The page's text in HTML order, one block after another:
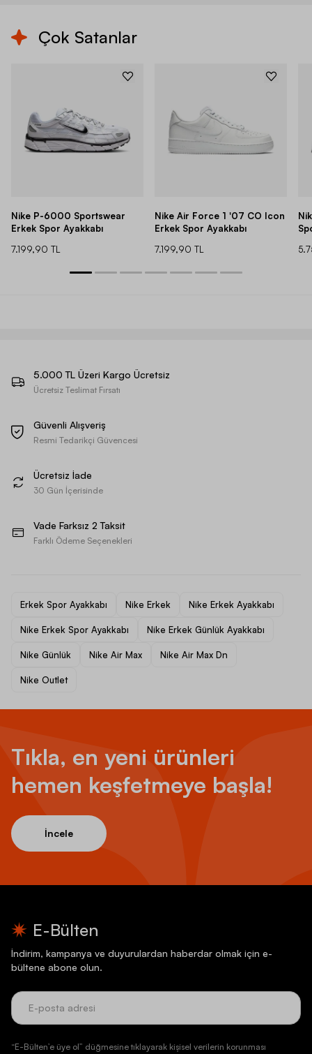
Çok Satanlar
Nike P-6000 Sportswear
Erkek Spor Ayakkabı
7.199,90 TL
Nike Air Force 1 '07 CO Icon
Erkek Spor Ayakkabı
7.199,90 TL
5.000 TL Üzeri Kargo Ücretsiz
Ücretsiz Teslimat Fırsatı
Güvenli Alışveriş
Resmi Tedarikçi Güvencesi
Ücretsiz İade
30 Gün İçerisinde
Vade Farksız 2 Taksit
Farklı Ödeme Seçenekleri
Erkek Spor Ayakkabı Nike Erkek Nike Erkek Ayakkabı
Nike Erkek Spor Ayakkabı Nike Erkek Günlük Ayakkabı
Nike Günlük Nike Air Max Nike Air Max Dn
Nike Outlet
Tıkla, en yeni ürünleri
hemen keşfetmeye başla!
İncele
E-Bülten
İndirim, kampanya ve duyurulardan haberdar olmak için e-
bültene abone olun.
“E-Bülten’e üye ol” düğmesine tıklayarak kişisel verilerin korunması